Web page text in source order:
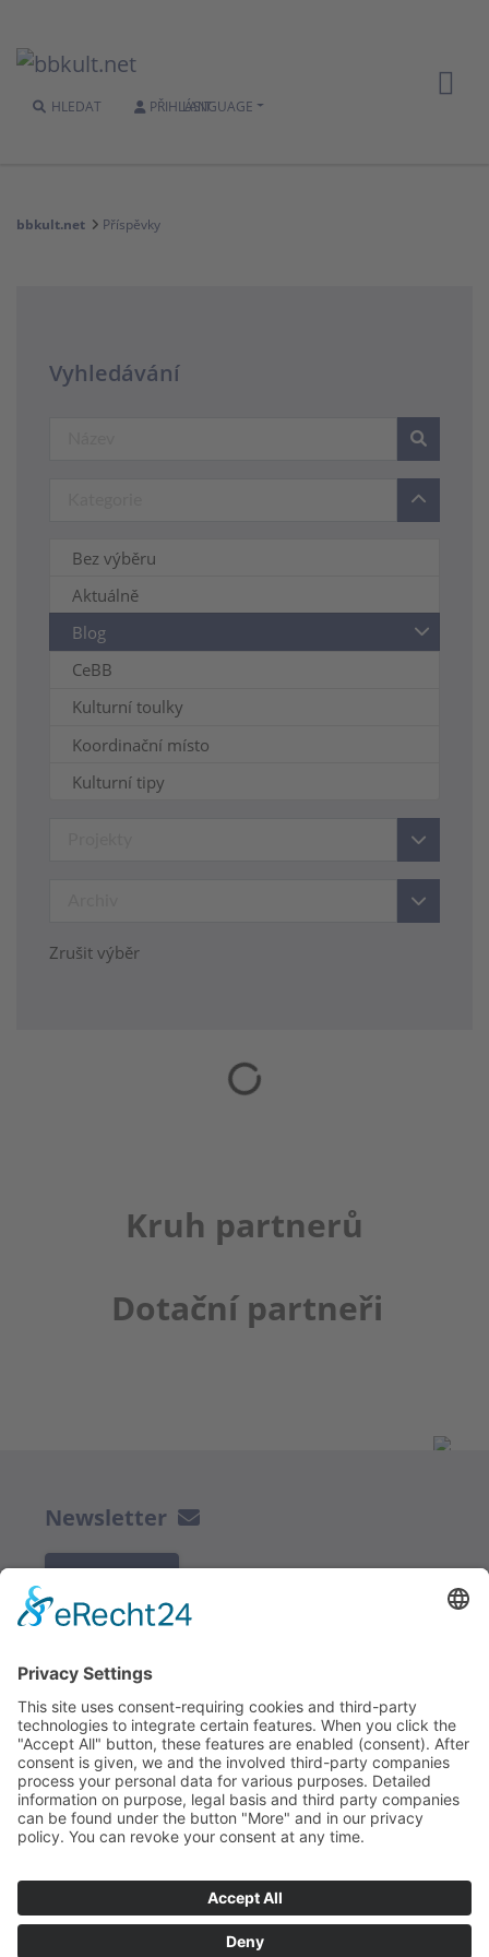
HLEDAT PŘIHLÁSITLANGUAGE
bbkult.net Příspěvky
Vyhledávání
Bez výběru
Aktuálně
Blog
CeBB
Kulturní toulky
Koordinační místo
Kulturní tipy
Zrušit výběr
Kruh partnerů
Dotační partneři
Newsletter
Redakce bbkult.net
Centrum Bavaria Bohemia (CeBB)
Dr. Veronika Hofinger
Freyung 1, 92539 Schönsee
Tel.:+49 (0)9674 / 92 48 78
veronika.hofinger@cebb.de